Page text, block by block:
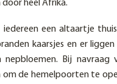
heel Afrika.
een altaartje
kaarsjes en er
nepbloemen. Bij
om de hemelpoorten te